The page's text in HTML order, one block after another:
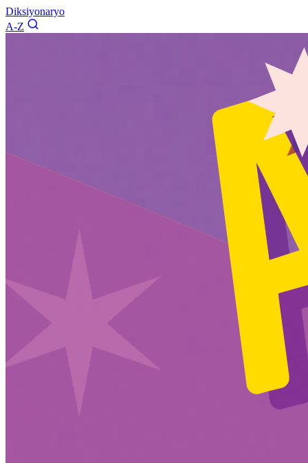
Diksiyonaryo
A-Z